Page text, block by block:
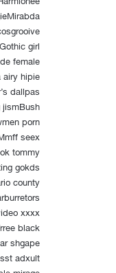
girl
female
airy hipie
dallpas
porn
seex
tommy
gokds
county
xxxx
black
shgape
adxult